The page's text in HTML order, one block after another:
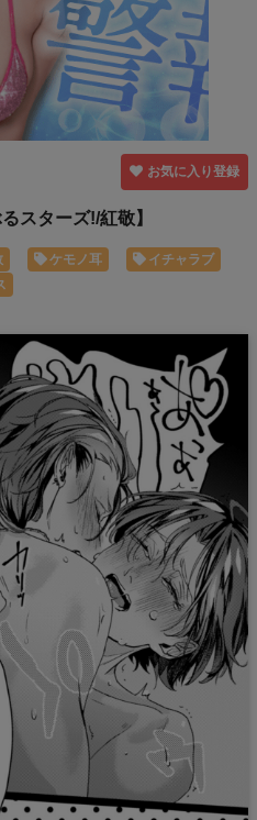
お気に入り登録
スターズ!/紅敬】
ケモノ耳
イチャラブ